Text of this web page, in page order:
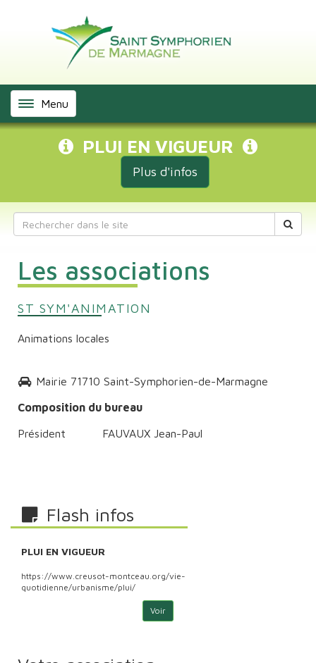
Menu
PLUI EN VIGUEUR
Plus d'infos
Les associations
ST SYM'ANIMATION
Animations locales
Mairie 71710 Saint-Symphorien-de-Marmagne
Composition du bureau
Président FAUVAUX Jean-Paul
Flash infos
PLUI EN VIGUEUR
https://www.creusot-montceau.org/vie-
quotidienne/urbanisme/plui/
Voir